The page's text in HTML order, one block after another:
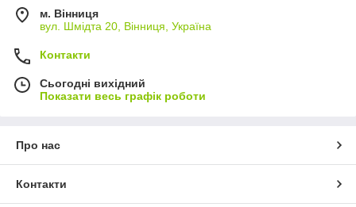
м. Вінниця
вул. Шмідта 20, Вінниця, Україна
Контакти
Сьогодні вихідний
Показати весь графік роботи
Про нас
Контакти